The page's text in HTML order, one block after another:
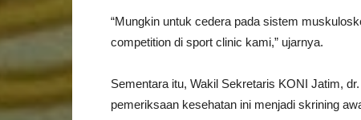
“Mungkin untuk cedera pada sistem
competition di sport clinic kami,” ujarnya.
Sementara itu, Wakil Sekretaris KONI Jatim,
pemeriksaan kesehatan ini menjadi skrining